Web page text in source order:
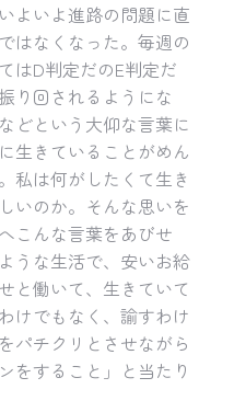
よいよ進路の問題に直
はなくなった。毎週の
はD判定だのE判定だ
り回されるようにな
どという大仰な言葉に
生きていることがめん
私は何がしたくて生き
いのか。そんな思いを
こんな言葉をあびせ
うな生活で、安いお給
と働いて、生きていて
けでもなく、諭すわけ
パチクリとさせながら
をすること」と当たり